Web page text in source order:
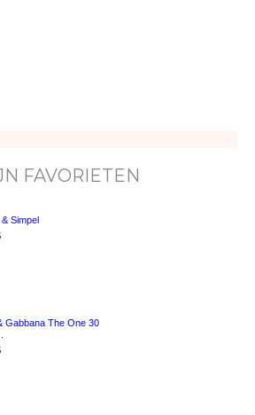
FAVORIETEN
& Simpel
Gabbana The One 30